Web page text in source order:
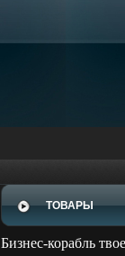
ТОВАРЫ
Бизнес-корабль